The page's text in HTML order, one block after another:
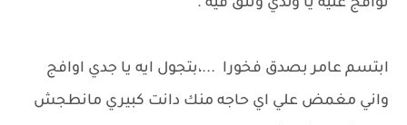
توافج عليه يا ولدي وتثق فيه .
ابتسم عامر بصدق فخورا ...،بتجول ايه يا جدي اوافج
واني مغمض علي اي حاجه منك دانت كبيري مانطجش